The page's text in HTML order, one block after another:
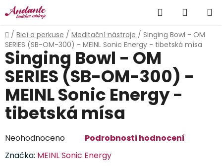
Přejít
na
obsah
Hledat
KOŠÍK
Domů
/ Bicí a perkuse / Meditační nástroje / Singing Bowl - OM
SERIES (SB-OM-300) - MEINL Sonic Energy - tibetská mísa
Singing Bowl - OM
SERIES (SB-OM-300) -
MEINL Sonic Energy -
tibetská mísa
Průměrné
produktu
Neohodnoceno
Podrobnosti hodnocení
Značka: MEINL Sonic Energy